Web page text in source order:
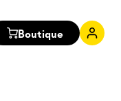
Boutique
Mon